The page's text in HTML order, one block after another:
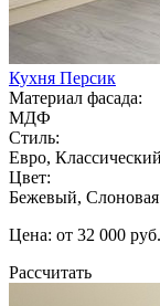
Кухня Персик
Материал фасада:
МДФ
Стиль:
Евро, Классический
Цвет:
Бежевый,
Цена: от 32 000 руб.
Рассчитать